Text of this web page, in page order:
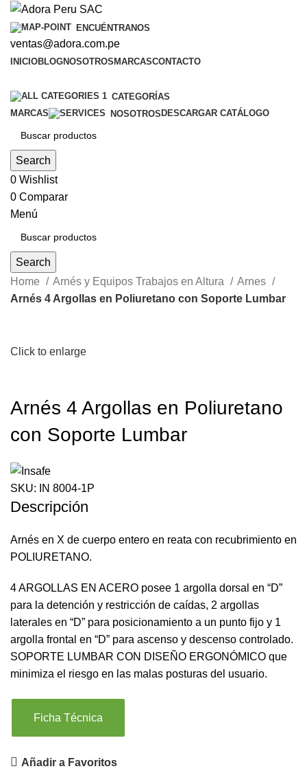
ENCUÉNTRANOS
ventas@adora.com.pe
INICIOBLOGNOSOTROS MARCASCONTACTO
CATEGORÍAS
MARCAS
NOSOTROS DESCARGAR CATÁLOGO
Search
0 Wishlist
0 Comparar
Menú
Search
Home
Arnés y Equipos Trabajos en Altura
Arnes
Arnés 4 Argollas en Poliuretano con Soporte Lumbar
Click to enlarge
Arnés 4 Argollas en Poliuretano
con Soporte Lumbar
SKU: IN 8004-1P
Descripción
Arnés en X de cuerpo entero en reata con recubrimiento en
POLIURETANO.
4 ARGOLLAS EN ACERO posee 1 argolla dorsal en “D”
para la detención y restricción de caídas, 2 argollas
laterales en “D” para posicionamiento a un punto fijo y 1
argolla frontal en “D” para ascenso y descenso controlado.
SOPORTE LUMBAR CON DISEÑO ERGONÓMICO que
minimiza el riesgo en las malas posturas del usuario.
Ficha Técnica
Añadir a Favoritos